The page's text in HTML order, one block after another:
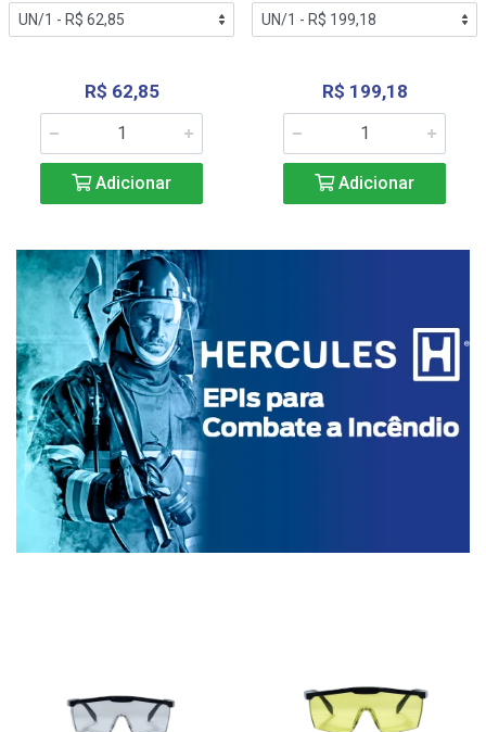
R$ 62,85
Adicionar
R$ 199,18
Adicionar